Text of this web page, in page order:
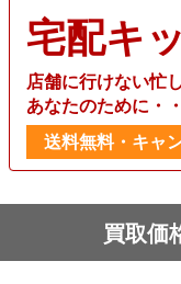
宅配キ
店舗に行けない忙
あなたのために・
送料無料・キャ
買取価